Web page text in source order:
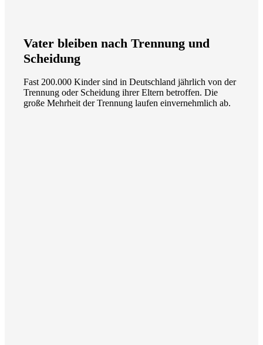
Vater bleiben nach Trennung und
Scheidung
Fast 200.000 Kinder sind in Deutschland jährlich von der
Trennung oder Scheidung ihrer Eltern betroffen. Die
große Mehrheit der Trennung laufen einvernehmlich ab.